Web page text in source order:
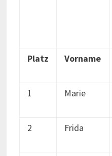
Platz Vorname
1 Marie
2 Frida